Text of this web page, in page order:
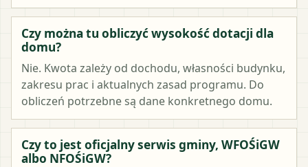
Czy można tu obliczyć wysokość dotacji dla
domu?
Nie. Kwota zależy od dochodu, własności budynku,
zakresu prac i aktualnych zasad programu. Do
obliczeń potrzebne są dane konkretnego domu.
Czy to jest oficjalny serwis gminy, WFOŚiGW
albo NFOŚiGW?